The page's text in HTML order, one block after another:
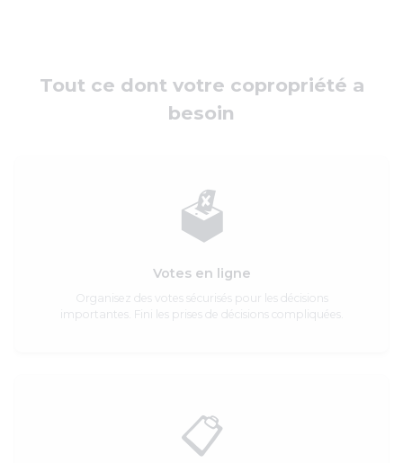
Tout ce dont votre copropriété a
besoin
🗳️
Votes en ligne
Organisez des votes sécurisés pour les décisions
importantes. Fini les prises de décisions compliquées.
📋